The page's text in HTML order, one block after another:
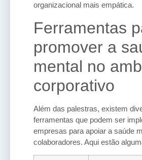
organizacional mais empática.
Ferramentas
promover a
mental no
corporativo
Além das palestras, existem
ferramentas que podem ser
empresas para apoiar a saúde
colaboradores. Aqui estão